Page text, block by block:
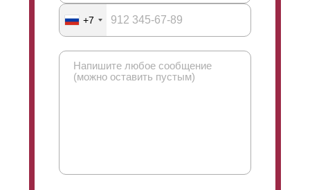
+7